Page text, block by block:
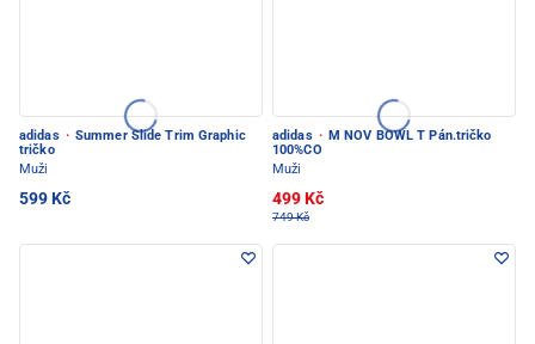
adidas · Summer Slide Trim Graphic
tričko
Muži
599 Kč
adidas · M NOV BOWL T Pán.tričko
100%CO
Muži
499 Kč
749 Kč